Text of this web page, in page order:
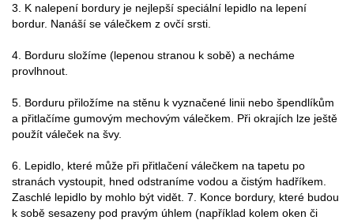
3. K nalepení bordury je nejlepší speciální lepidlo na lepení
bordur. Nanáší se válečkem z ovčí srsti.
4. Borduru složíme (lepenou stranou k sobě) a necháme
provlhnout.
5. Borduru přiložíme na stěnu k vyznačené linii nebo špendlíkům
a přitlačíme gumovým mechovým válečkem. Při okrajích lze ještě
použít váleček na švy.
6. Lepidlo, které může při přitlačení válečkem na tapetu po
stranách vystoupit, hned odstraníme vodou a čistým hadříkem.
Zaschlé lepidlo by mohlo být vidět. 7. Konce bordury, které budou
k sobě sesazeny pod pravým úhlem (například kolem oken či